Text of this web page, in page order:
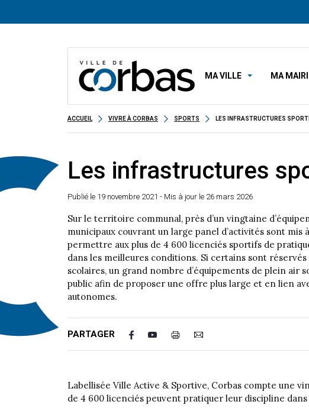
MA VILLE MA
ACCUEIL VIVRE À CORBAS SPORTS LES INFRASTRUCTURES
Les infrastructures
Publié le 19 novembre 2021 - Mis à jour le 26 mars 2026
Sur le territoire communal, près d’un vingtaine
municipaux couvrant un large panel d’activités sont mis
permettre aux plus de 4 600 licenciés sportifs de
dans les meilleures conditions. Si certains sont réservés
scolaires, un grand nombre d’équipements de plein air
public afin de proposer une offre plus large et en lien
autonomes.
PARTAGER
Labellisée Ville Active & Sportive, Corbas compte une
de 4 600 licenciés peuvent pratiquer leur discipline